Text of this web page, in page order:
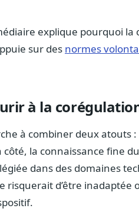
explique pourquoi
sur des normes
à la
à combiner deux atouts
côté, la connaissance fine
dans des domaines
risquerait d’être inadaptée